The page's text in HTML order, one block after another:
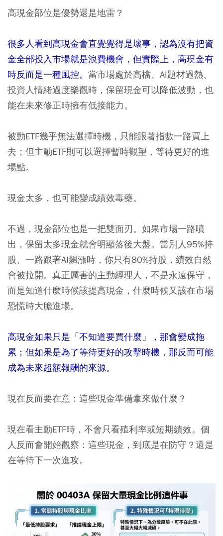
高現金部位是優勢還是地雷？
很多人看到高現金會直覺覺得是壞事，認為沒有把資
金全部投入市場就是浪費機會，但實際上，高現金有
時反而是一種風控。 當市場處於高檔、AI題材過熱、
投資人情緒過度樂觀時，保留現金可以降低波動，也
能在未來修正時擁有低接能力。
被動ETF幾乎無法選擇時機，只能跟著指數一路買上
去；但主動ETF則可以選擇暫時觀望，等待更好的進
場點。
現金太多，也可能變成績效毒藥。
不過，現金部位也是一把雙面刃。如果市場一路噴
出，保留太多現金就會明顯落後大盤。當別人95%持
股、一路跟著AI飆漲時，你只有80%持股，績效自然
會被拉開。真正厲害的主動經理人，不是永遠保守，
而是知道什麼時候該提高現金，什麼時候又該在市場
恐慌時大膽進場。
高現金如果只是「不知道要買什麼」，那會變成拖
累；但如果是為了等待更好的攻擊時機，那反而可能
成為未來超額報酬的來源。
現在反而要在意：這些現金準備拿來做什麼？
現在看主動ETF時，不會只看殖利率或短期績效。個
人反而會開始觀察：這些現金，到底是在防守？還是
在等待下一次進攻。